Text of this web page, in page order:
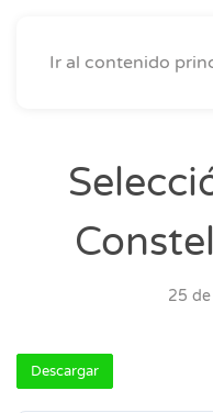
Ir al contenido
25
Descargar